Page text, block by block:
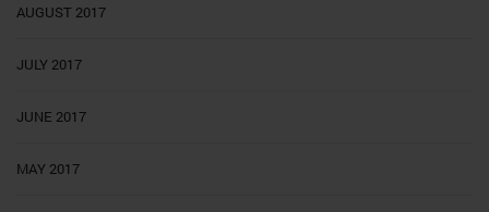
AUGUST 2017
JULY 2017
JUNE 2017
MAY 2017